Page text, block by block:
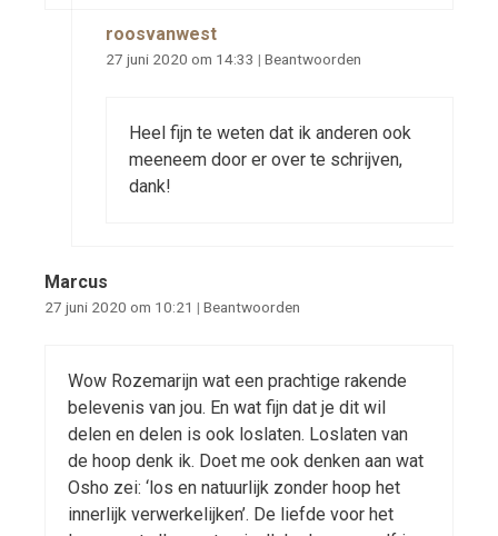
roosvanwest
27 juni 2020 om 14:33 | Beantwoorden
Heel fijn te weten dat ik anderen ook
meeneem door er over te schrijven,
dank!
Marcus
27 juni 2020 om 10:21 | Beantwoorden
Wow Rozemarijn wat een prachtige rakende
belevenis van jou. En wat fijn dat je dit wil
delen en delen is ook loslaten. Loslaten van
de hoop denk ik. Doet me ook denken aan wat
Osho zei: ‘los en natuurlijk zonder hoop het
innerlijk verwerkelijken’. De liefde voor het